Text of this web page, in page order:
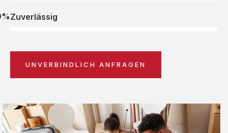
Zuverlässig
UNVERBINDLICH ANFRAGEN